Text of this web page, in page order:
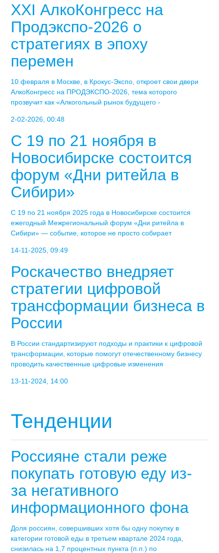
XXI АлкоКонгресс на
Продэкспо-2026 о
стратегиях в эпоху
перемен
10 февраля в Москве, в Крокус-Экспо, откроет свои двери
АлкоКонгресс на ПРОДЭКСПО-2026, тема которого
прозвучит как «Алкогольный рынок будущего -
2-02-2026, 00:48
С 19 по 21 ноября в
Новосибирске состоится
форум «Дни ритейла в
Сибири»
С 19 по 21 ноября 2025 года в Новосибирске состоится
ежегодный Межрегиональный форум «Дни ритейла в
Сибири» — событие, которое не просто собирает
14-11-2025, 09:49
Роскачество внедряет
стратегии цифровой
трансформации бизнеса в
России
В России стандартизируют подходы и практики к цифровой
трансформации, которые помогут отечественному бизнесу
проводить качественные цифровые изменения
13-11-2024, 14:00
Тенденции
Россияне стали реже
покупать готовую еду из-
за негативного
информационного фона
Доля россиян, совершивших хотя бы одну покупку в
категории готовой еды в третьем квартале 2024 года,
снизилась на 1,7 процентных пункта (п.п.) по